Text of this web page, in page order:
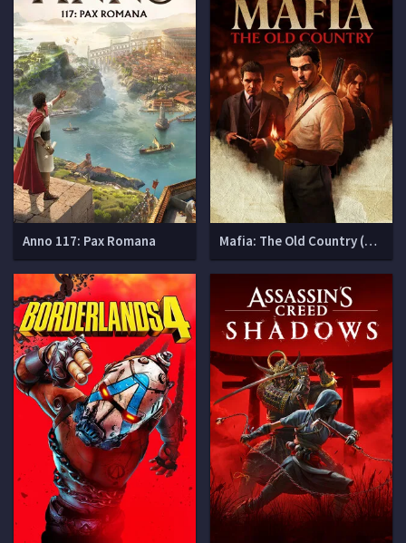
Anno 117: Pax Romana Mafia: The Old Country (Мафия 4)